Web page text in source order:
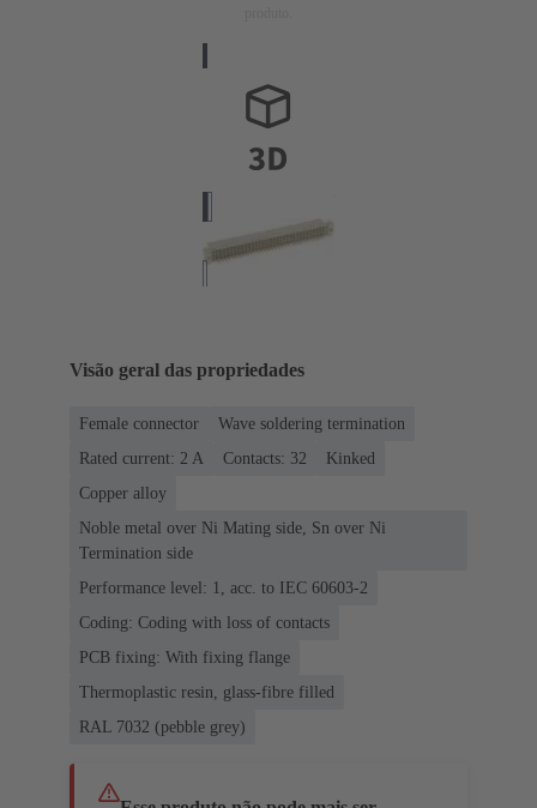
Visão geral das propriedades
Female connector
Wave soldering termination
Rated current: ‌2 A
Contacts: 32
Kinked
Copper alloy
Noble metal over Ni Mating side, Sn over Ni
Termination side
Performance level: 1, acc. to IEC 60603-2
Coding: Coding with loss of contacts
PCB fixing: With fixing flange
Thermoplastic resin, glass-fibre filled
RAL 7032 (pebble grey)